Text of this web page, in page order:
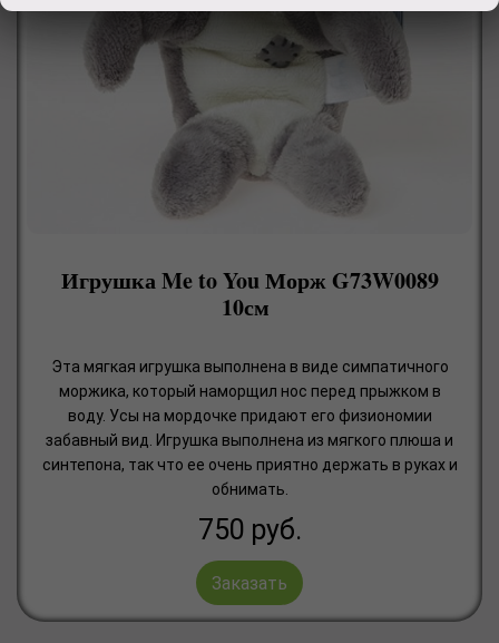
Игрушка Me to You Морж G73W0089
10см
Эта мягкая игрушка выполнена в виде симпатичного
моржика, который наморщил нос перед прыжком в
воду. Усы на мордочке придают его физиономии
забавный вид. Игрушка выполнена из мягкого плюша и
синтепона, так что ее очень приятно держать в руках и
обнимать.
750 руб.
Заказать